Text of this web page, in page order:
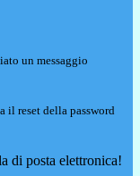
un messaggio
il reset della password
di posta elettronica!